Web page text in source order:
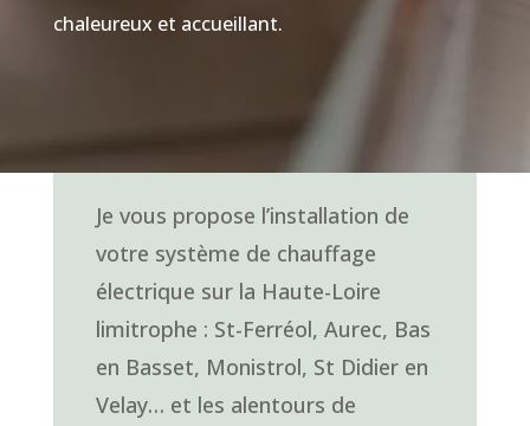
chaleureux et accueillant.
Je vous propose l’installation de
votre système de chauffage
électrique sur la Haute-Loire
limitrophe : St-Ferréol, Aurec, Bas
en Basset, Monistrol, St Didier en
Velay… et les alentours de